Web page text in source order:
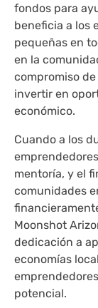
fondos para
beneficia a los
pequeñas en
en la
compromiso
invertir en
económico.
Cuando a los
mentoría, y el
comunidades
Moonshot
dedicación a
economías
potencial.